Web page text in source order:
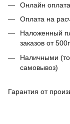
Онлайн
Оплата на
Наложенный
заказов от
Наличными
самовывоз)
Гарантия от